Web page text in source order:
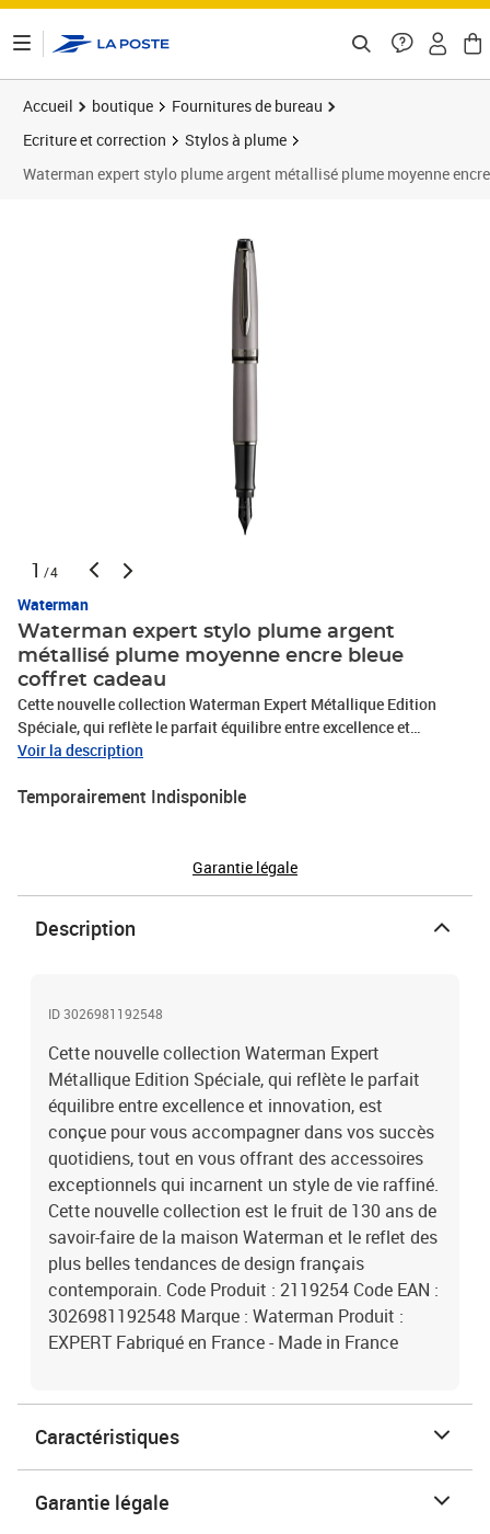
Accueil boutique
Fournitures de bureau
Ecriture et correction
Stylos à plume
Waterman expert stylo plume argent métallisé plume moyenne
1 /4
Waterman
Waterman expert stylo plume argent
métallisé plume moyenne encre bleue
coffret cadeau
Cette nouvelle collection Waterman Expert Métallique Edition
Spéciale, qui reflète le parfait équilibre entre excellence et
innovation, est conçue pour vous accompagner dans vos succès
incarnent un style de vie raffiné. Cette nouvelle collection est le
Produit : 2119254 Code EAN : 3026981192548 Marque :
Voir la description
Temporairement Indisponible
Garantie légale
Description
ID 3026981192548
Cette nouvelle collection Waterman Expert
Métallique Edition Spéciale, qui reflète le parfait
équilibre entre excellence et innovation, est
conçue pour vous accompagner dans vos succès
quotidiens, tout en vous offrant des accessoires
exceptionnels qui incarnent un style de vie raffiné.
Cette nouvelle collection est le fruit de 130 ans de
savoir-faire de la maison Waterman et le reflet des
plus belles tendances de design français
contemporain. Code Produit : 2119254 Code EAN :
3026981192548 Marque : Waterman Produit :
EXPERT Fabriqué en France - Made in France
Caractéristiques
Garantie légale